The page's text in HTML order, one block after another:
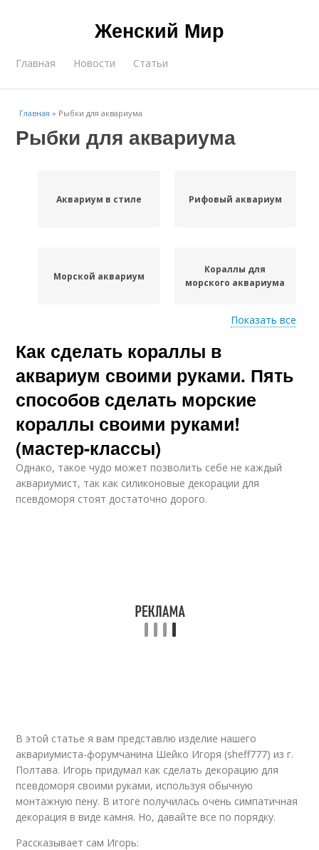
Женский Мир
Главная Новости Статьи
Главная » Рыбки для аквариума
Рыбки для аквариума
Аквариум в стиле Рифовый аквариум
Морской аквариум
Кораллы для
морского аквариума
Псевдоморской
аквариум
Декор для аквариума
Показать все
Как сделать кораллы в
аквариум своими руками. Пять
способов сделать морские
кораллы своими руками!
(мастер-классы)
Однако, такое чудо может позволить себе не каждый
аквариумист, так как силиконовые декорации для
псевдоморя стоят достаточно дорого.
В этой статье я вам представлю изделие нашего
аквариумиста-форумчанина Шейко Игоря (sheff777) из г.
Полтава. Игорь придумал как сделать декорацию для
псевдоморя своими руками, используя обычную
монтажную пену. В итоге получилась очень симпатичная
декорация в виде камня. Но, давайте все по порядку.
Рассказывает сам Игорь: